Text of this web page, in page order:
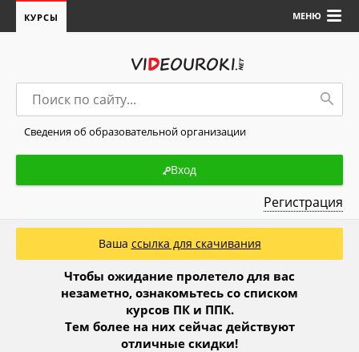
МЕНЮ
КУРСЫ
Сведения об образовательной организации
Вход
Регистрация
Ваша ссылка для скачивания
Чтобы ожидание пролетело для вас
незаметно, ознакомьтесь со списком
курсов ПК и ППК.
Тем более на них сейчас действуют
отличные скидки!